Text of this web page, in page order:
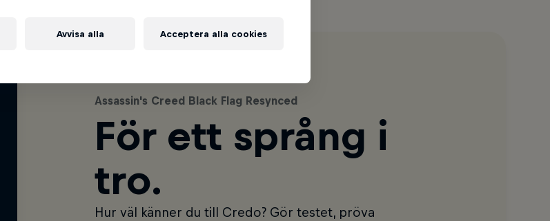
Assassin's Creed Black Flag Resynced
För ett språng i
tro.
Hur väl känner du till Credo? Gör testet, pröva
Avvisa alla Acceptera alla cookies